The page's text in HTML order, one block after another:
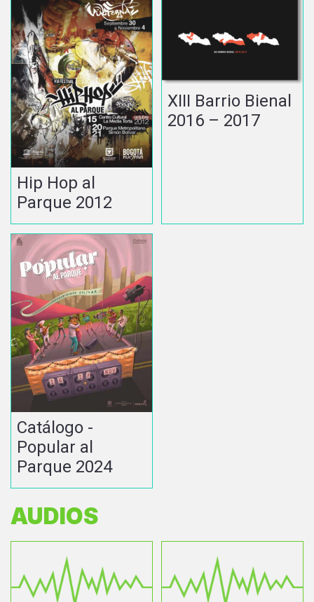
Hip Hop al
Parque 2012
XIII Barrio Bienal
2016 – 2017
Catálogo -
Popular al
Parque 2024
AUDIOS